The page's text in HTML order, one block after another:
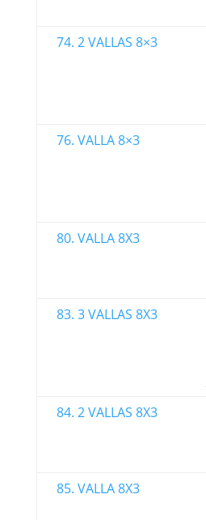
74. 2 VALLAS 8×3
76. VALLA 8×3
80. VALLA 8X3
83. 3 VALLAS 8X3
84. 2 VALLAS 8X3
85. VALLA 8X3